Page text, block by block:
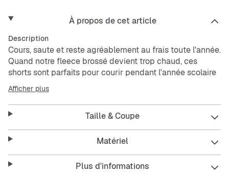
À propos de cet article
Description
Cours, saute et reste agréablement au frais toute l'année.
Quand notre fleece brossé devient trop chaud, ces
shorts sont parfaits pour courir pendant l'année scolaire
et en été. Le tissu doux en
sensation légère, comme ton jogging classique. Le
cordon intégré assure un ajustement parfait sur lequel tu
peux compter en bougeant.
Cette nouvelle coupe améliorée est conçue pour toutes
enfants.
Afficher plus
Taille & Coupe
Matériel
Plus d'informations